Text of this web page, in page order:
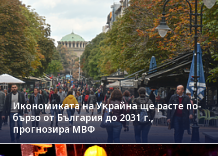
Икономиката на Украйна ще расте по-
бързо от България до 2031 г.,
прогнозира МВФ